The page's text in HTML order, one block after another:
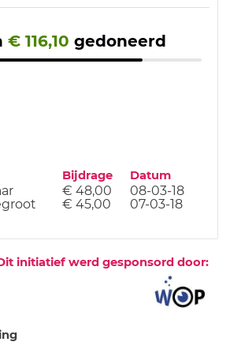
€ 116,10 gedoneerd
Bijdrage Datum
€ 48,00
08-03-18
€ 45,00 07-03-18
initiatief werd gesponsord door: